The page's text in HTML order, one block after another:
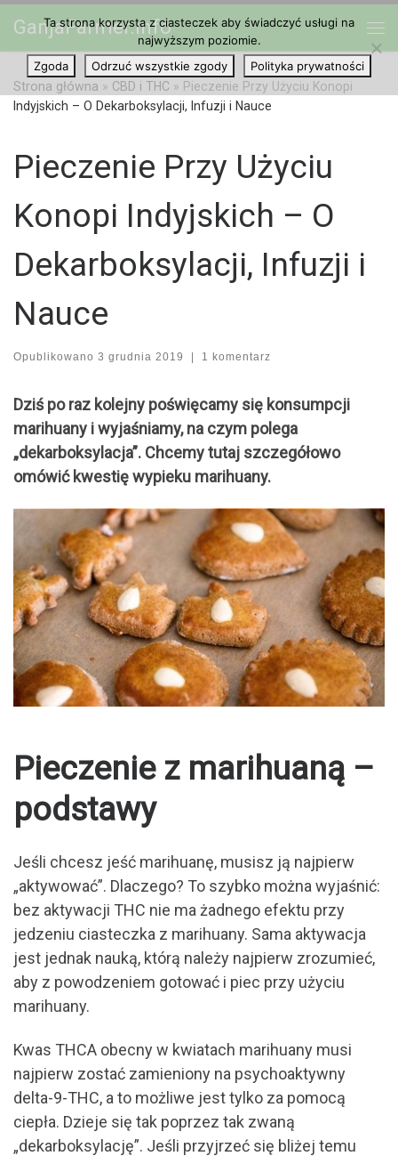
Przejdź do treści
GanjaFarmer.info
Strona główna » CBD i THC » Pieczenie Przy Użyciu Konopi
Indyjskich – O Dekarboksylacji, Infuzji i Nauce
Pieczenie Przy Użyciu
Konopi Indyjskich – O
Dekarboksylacji, Infuzji i
Nauce
Opublikowano 3 grudnia 2019 | 1 komentarz
Dziś po raz kolejny poświęcamy się konsumpcji
marihuany i wyjaśniamy, na czym polega
„dekarboksylacja”. Chcemy tutaj szczegółowo
omówić kwestię wypieku marihuany.
Pieczenie z marihuaną –
podstawy
Jeśli chcesz jeść marihuanę, musisz ją najpierw
„aktywować”. Dlaczego? To szybko można wyjaśnić:
bez aktywacji THC nie ma żadnego efektu przy
jedzeniu ciasteczka z marihuany. Sama aktywacja
jest jednak nauką, którą należy najpierw zrozumieć,
aby z powodzeniem gotować i piec przy użyciu
marihuany.
Kwas THCA obecny w kwiatach marihuany musi
najpierw zostać zamieniony na psychoaktywny
delta-9-THC, a to możliwe jest tylko za pomocą
ciepła. Dzieje się tak poprzez tak zwaną
„dekarboksylację”. Jeśli przyjrzeć się bliżej temu
Ta strona korzysta z ciasteczek aby świadczyć usługi na
najwyższym poziomie.
Zgoda
Odrzuć wszystkie zgody Polityka prywatności